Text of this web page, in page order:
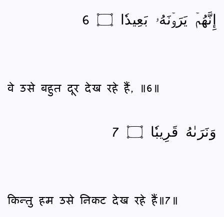
إِنَّهُمۡ يَرَوۡنَهُۥ بَعِيدٗا ۝ 6
वे उसे बहुत दूर देख रहे हैं, ॥6॥
وَنَرَىٰهُ قَرِيبٗا ۝ 7
किन्तु हम उसे निकट देख रहे हैं॥7॥